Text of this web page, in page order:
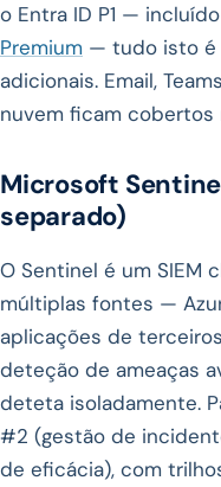
o Entra ID P1 —
Premium — tudo isto é
adicionais. Email,
nuvem ficam
Microsoft
separado)
O Sentinel é um SIEM
múltiplas fontes —
aplicações de
deteção de ameaças
deteta isoladamente.
#2 (gestão de
de eficácia), com